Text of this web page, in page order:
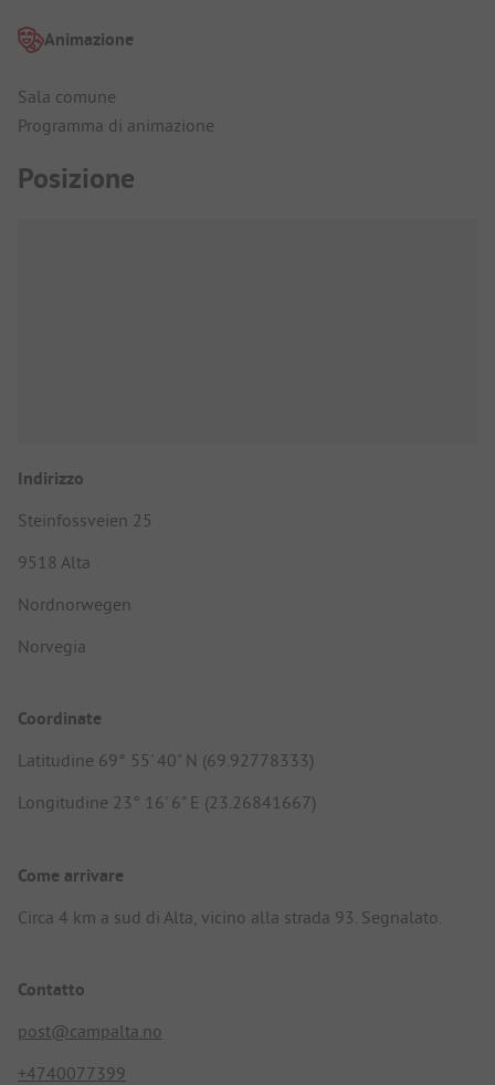
Animazione
Sala comune
Programma di animazione
Posizione
Indirizzo
Steinfossveien 25
9518 Alta
Nordnorwegen
Norvegia
Coordinate
Latitudine 69° 55' 40" N (69.92778333)
Longitudine 23° 16' 6" E (23.26841667)
Come arrivare
Circa 4 km a sud di Alta, vicino alla strada 93. Segnalato.
Contatto
post@campalta.no
+4740077399